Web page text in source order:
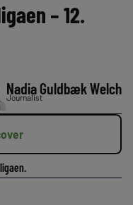
– 12.
Nadia Guldbæk Welch
Journalist